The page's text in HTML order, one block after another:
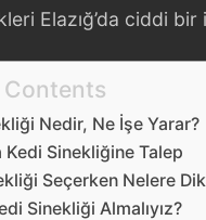
Elazığ’da ciddi
Contents
Nedir, Ne İşe Yarar?
Kedi Sinekliğine Talep
Seçerken Nelere
Sinekliği Almalıyız?